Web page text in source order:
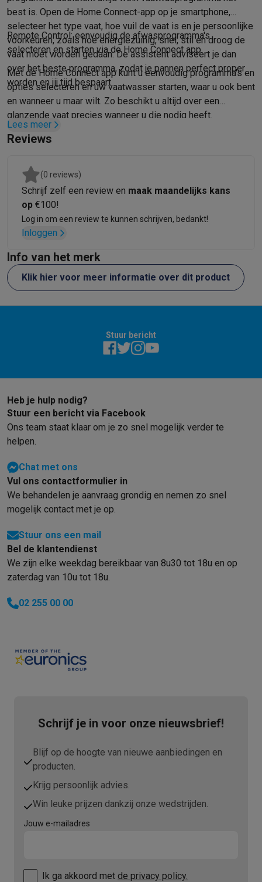
Solden Alle soldendealsSolden op groot elektroSolden op
ActiesDeals van het momentPromotiesCashbacksSolden
Daarom KrëfelGratis leveringLaagste prijsgarantie
Installatie aan huisGroot elektro installatieInbouw installatie
BetalingsmogelijkhedenGift cardEcochequesKopen op
KlantenserviceHerstelling van je toestelControleer jouw
Groot elektro & inbouwVind jouw ideale wasmachine
Klein elektroBeauty & gezondheidHuishoudenKeuken
Beeld & Geluid
Sport & Ontspanning
Outlet Alle outlet deals
best is. Open de Home Connect-app op je smartphone,
selecteer het type vaat, hoe vuil de vaat is en je persoonlijke
voorkeuren, zoals hoe energiezuinig, snel, stil en droog de
vaat moet worden gedaan. De assistent adviseert je dan
over het beste programma, zodat je pannen perfect proper
worden en jij tijd bespaart.
Remote Control: eenvoudig de afwasprogramma's
selecteren en starten via de Home Connect app.
Met de Home Connect app kunt u eenvoudig programma's en
opties selecteren en uw vaatwasser starten, waar u ook bent
en wanneer u maar wilt. Zo beschikt u altijd over een
glanzende vaat precies wanneer u die nodig heeft.
Lees meer
Reviews
(0 reviews)
Schrijf zelf een review en maak maandelijks kans
op €100!
Log in om een review te kunnen schrijven, bedankt!
Inloggen
Info van het merk
Klik hier voor meer informatie over dit product
Stuur bericht
Heb je hulp nodig?
Stuur een bericht via Facebook
Ons team staat klaar om je zo snel mogelijk verder te
helpen.
Chat met ons
Vul ons contactformulier in
We behandelen je aanvraag grondig en nemen zo snel
mogelijk contact met je op.
Stuur ons een mail
Bel de klantendienst
We zijn elke weekdag bereikbaar van 8u30 tot 18u en op
zaterdag van 10u tot 18u.
02 255 00 00
Schrijf je in voor onze nieuwsbrief!
Blijf op de hoogte van nieuwe aanbiedingen en
producten.
Krijg persoonlijk advies.
Win leuke prijzen dankzij onze wedstrijden.
Jouw e-mailadres
Ik ga akkoord met de privacy policy.